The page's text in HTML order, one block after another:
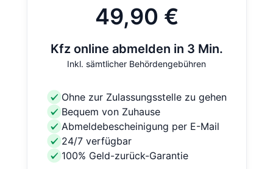
49,90 €
Kfz online abmelden in 3 Min.
Inkl. sämtlicher Behördengebühren
Ohne zur Zulassungsstelle zu gehen
Bequem von Zuhause
Abmeldebescheinigung per E-Mail
24/7 verfügbar
100% Geld-zurück-Garantie